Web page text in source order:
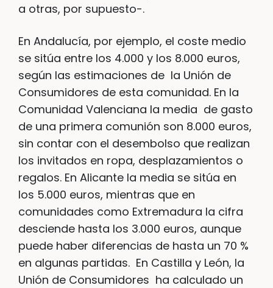
a otras, por supuesto-.
En Andalucía, por ejemplo, el coste medio
se sitúa entre los 4.000 y los 8.000 euros,
según las estimaciones de la Unión de
Consumidores de esta comunidad. En la
Comunidad Valenciana la media de gasto
de una primera comunión son 8.000 euros,
sin contar con el desembolso que realizan
los invitados en ropa, desplazamientos o
regalos. En Alicante la media se sitúa en
los 5.000 euros, mientras que en
comunidades como Extremadura la cifra
desciende hasta los 3.000 euros, aunque
puede haber diferencias de hasta un 70 %
en algunas partidas. En Castilla y León, la
Unión de Consumidores ha calculado un